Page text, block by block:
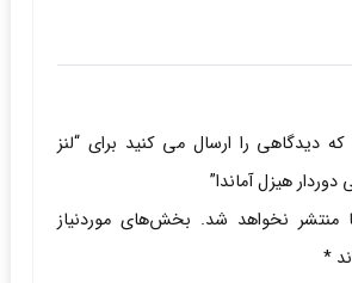
که دیدگاهی را ارسال می کنید برای “لنز
هیزل آماندا”
منتشر نخواهد شد. بخش‌های موردنیاز
*